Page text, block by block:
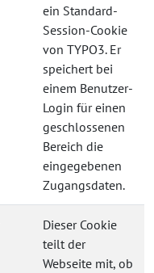
ein Standard-
Session-Cookie
von TYPO3. Er
speichert bei
einem Benutzer-
Login für einen
geschlossenen
Bereich die
eingegebenen
Zugangsdaten.
Dieser Cookie
teilt der
Webseite mit, ob